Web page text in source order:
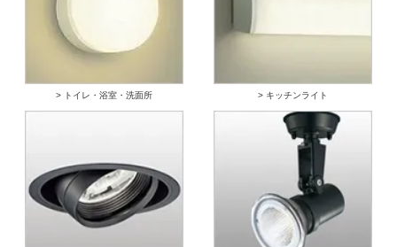
> トイレ・浴室・洗面所 > キッチンライト